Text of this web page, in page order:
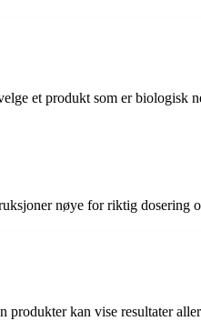
et produkt som er biologisk
nøye for riktig dosering
kan vise resultater